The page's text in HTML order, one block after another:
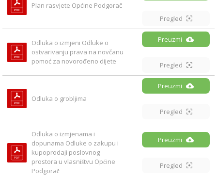
Plan rasvjete Općine Podgorač
Pregled
Odluka o izmjeni Odluke o
ostvarivanju prava na novčanu
pomoć za novorođeno dijete
Preuzmi
Pregled
Odluka o grobljima
Preuzmi
Pregled
Odluka o izmjenama i
dopunama Odluke o zakupu i
kupoprodaji poslovnog
prostora u vlasništvu Općine
Podgorač
Preuzmi
Pregled